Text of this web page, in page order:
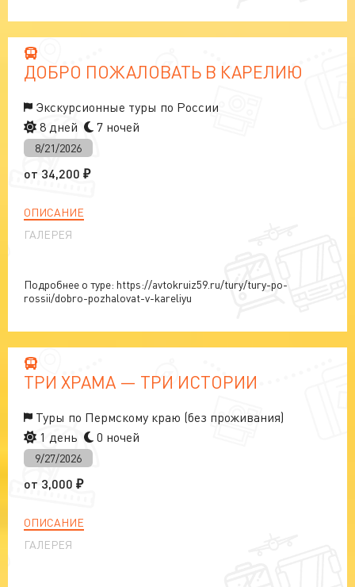
ДОБРО ПОЖАЛОВАТЬ В КАРЕЛИЮ
Экскурсионные туры по России
8 дней
7 ночей
8/21/2026
от 34,200 ₽
ОПИСАНИЕ
ГАЛЕРЕЯ
Подробнее о туре: https://avtokruiz59.ru/tury/tury-po-
rossii/dobro-pozhalovat-v-kareliyu
ТРИ ХРАМА — ТРИ ИСТОРИИ
Туры по Пермскому краю (без проживания)
1 день
0 ночей
9/27/2026
от 3,000 ₽
ОПИСАНИЕ
ГАЛЕРЕЯ